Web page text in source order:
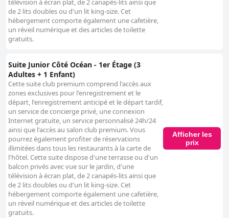
télévision à écran plat, de 2 canapés-lits ainsi que
de 2 lits doubles ou d'un lit king-size. Cet
hébergement comporte également une cafetière,
un réveil numérique et des articles de toilette
gratuits.
Suite Junior Côté Océan - 1er Étage (3
Adultes + 1 Enfant)
Cette suite club premium comprend l'accès aux
zones exclusives pour l'enregistrement et le
départ, l'enregistrement anticipé et le départ tardif,
un service de concierge privé, une connexion
Internet gratuite, un service personnalisé 24h/24
ainsi que l'accès au salon club premium. Vous
pourrez également profiter de réservations
illimitées dans tous les restaurants à la carte de
l'hôtel. Cette suite dispose d'une terrasse ou d'un
balcon privés avec vue sur le jardin, d'une
télévision à écran plat, de 2 canapés-lits ainsi que
de 2 lits doubles ou d'un lit king-size. Cet
hébergement comporte également une cafetière,
un réveil numérique et des articles de toilette
gratuits.
Afficher les
prix